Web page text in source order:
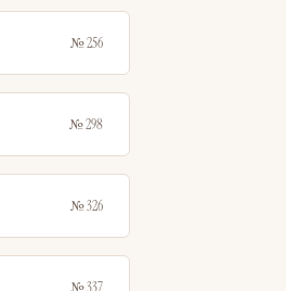
№ 256
№ 298
№ 326
№ 337